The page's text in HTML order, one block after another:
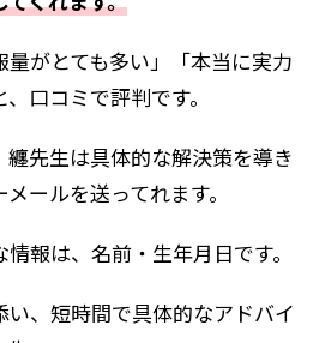
がとても多い」「本当に実力
口コミで評判です。
先生は具体的な解決策を導き
ールを送ってれます。
報は、名前・生年月日です。
、短時間で具体的なアドバイ